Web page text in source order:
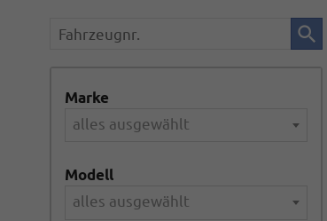
Fahrzeugnr.
Marke
alles ausgewählt
Modell
alles ausgewählt